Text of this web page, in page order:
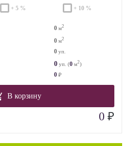
+ 5 % + 10 %
0 м2
0 м2
0 уп.
0 уп. (0 м2)
0 ₽
В корзину
0 ₽